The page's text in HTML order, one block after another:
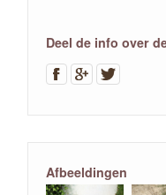
Deel de info over
Afbeeldingen